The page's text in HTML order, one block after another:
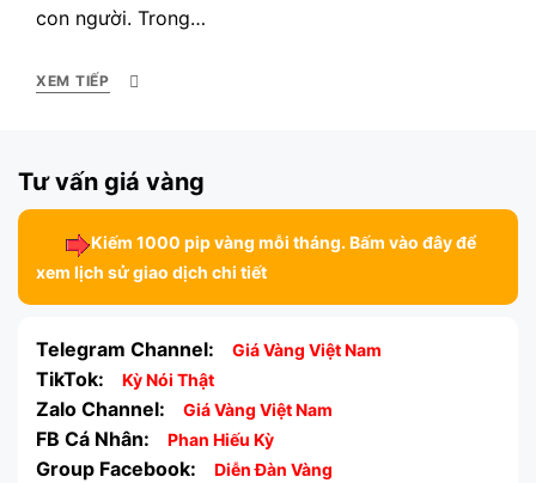
con người. Trong…
XEM TIẾP
Tư vấn giá vàng
Kiếm 1000 pip vàng mỗi tháng. Bấm vào đây để
xem lịch sử giao dịch chi tiết
Telegram Channel: Giá Vàng Việt Nam
TikTok: Kỳ Nói Thật
Zalo Channel: Giá Vàng Việt Nam
FB Cá Nhân: Phan Hiếu Kỳ
Group Facebook: Diễn Đàn Vàng